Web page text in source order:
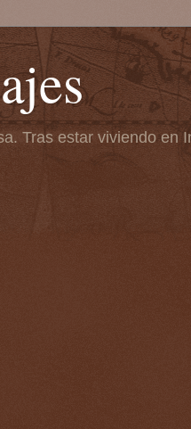
Tras estar viviendo